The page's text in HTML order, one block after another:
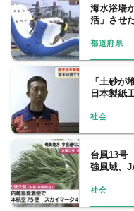
海水浴場
活」さ
都道府県
「土砂が
日本製紙
社会
台風13号
強風域、
社会